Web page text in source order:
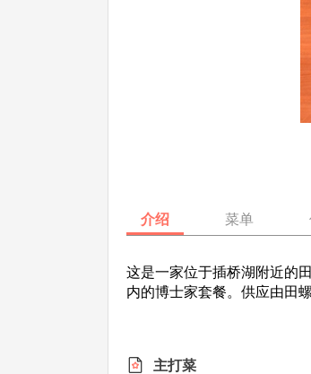
介绍 菜单
这是一家位于插桥湖附近的
内的博士家套餐。供应由田
主打菜